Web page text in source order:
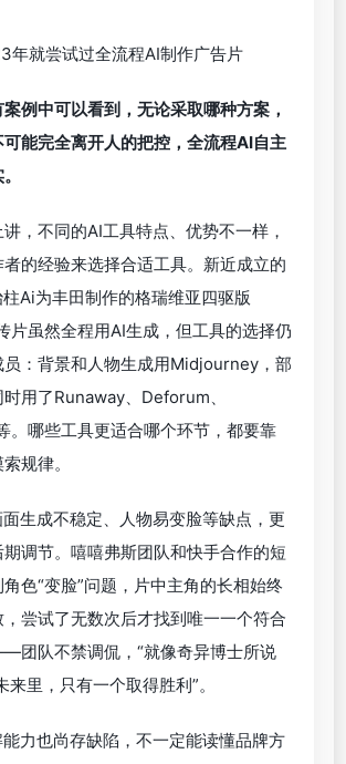
年就尝试过全流程AI制作广告片
例中可以看到，无论采取哪种方案，
能完全离开人的把控，全流程AI自主
。
，不同的AI工具特点、优势不一样，
的经验来选择合适工具。新近成立的
片虽然全程用AI生成，但工具的选择仍
员：背景和人物生成用Midjourney，部
时用了Runaway、Deforum、
。哪些工具更适合哪个环节，都要靠
规律。
调节。嘻嘻弗斯团队和快手合作的短